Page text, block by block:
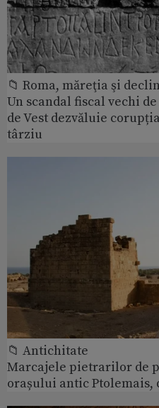
📁 Roma, măreţia şi
Un scandal fiscal vechi
de Vest dezvăluie
târziu
📁 Antichitate
Marcajele pietrarilor de
orașului antic Ptolemais,